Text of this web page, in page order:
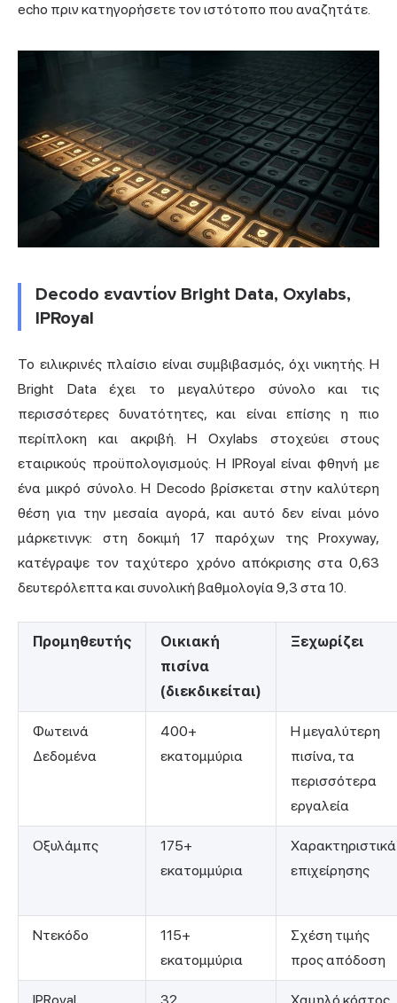
echo πριν κατηγορήσετε τον ιστότοπο που αναζητάτε.
Decodo εναντίον Bright Data, Oxylabs,
IPRoyal
Το ειλικρινές πλαίσιο είναι συμβιβασμός, όχι νικητής. Η
Bright Data έχει το μεγαλύτερο σύνολο και τις
περισσότερες δυνατότητες, και είναι επίσης η πιο
περίπλοκη και ακριβή. Η Oxylabs στοχεύει στους
εταιρικούς προϋπολογισμούς. Η IPRoyal είναι φθηνή με
ένα μικρό σύνολο. Η Decodo βρίσκεται στην καλύτερη
θέση για την μεσαία αγορά, και αυτό δεν είναι μόνο
μάρκετινγκ: στη δοκιμή 17 παρόχων της Proxyway,
κατέγραψε τον ταχύτερο χρόνο απόκρισης στα 0,63
δευτερόλεπτα και συνολική βαθμολογία 9,3 στα 10.
Προμηθευτής
Οικιακή
πισίνα
(διεκδικείται)
Ξεχωρίζει
Φωτεινά
Δεδομένα
400+
εκατομμύρια
Η μεγαλύτερη
πισίνα, τα
περισσότερα
εργαλεία
Οξυλάμπς
175+
εκατομμύρια
Χαρακτηριστικά
επιχείρησης
Ντεκόδο
115+
εκατομμύρια
Σχέση τιμής
προς απόδοση